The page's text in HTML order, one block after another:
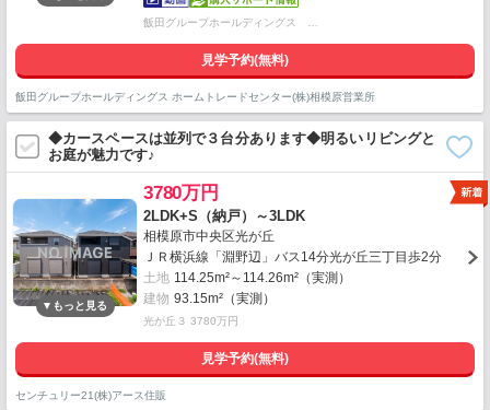
飯田グループホールディングス …
見学予約(無料)
飯田グループホールディングス ホームトレードセンター(株)相模原営業所
◆カースペースは並列で３台分あります◆明るいリビングと
お庭が魅力です♪
3780万円
2LDK+S（納戸）～3LDK
相模原市中央区光が丘
ＪＲ横浜線「淵野辺」バス14分光が丘三丁目歩2分
土地 114.25m²～114.26m²（実測）
建物 93.15m²（実測）
光が丘３ 3780万円
見学予約(無料)
センチュリー21(株)アース住販